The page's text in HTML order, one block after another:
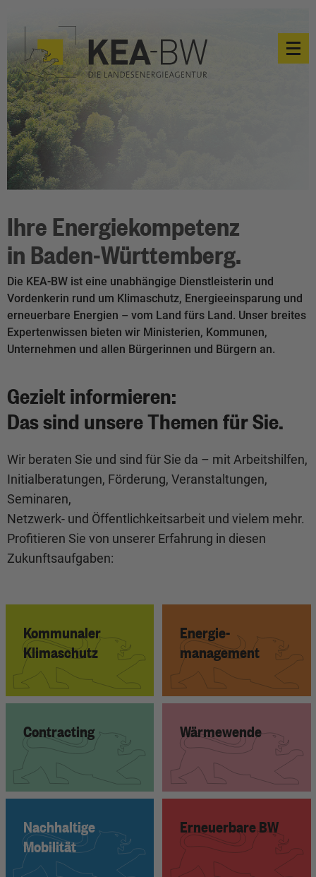
Ihre Energiekompetenz
in Baden-Württemberg.
Die KEA-BW ist eine unabhängige Dienstleisterin und
Vordenkerin rund um Klimaschutz, Energieeinsparung und
erneuerbare Energien – vom Land fürs Land. Unser breites
Expertenwissen bieten wir Ministerien, Kommunen,
Unternehmen und allen Bürgerinnen und Bürgern an.
Gezielt informieren:
Das sind unsere Themen für Sie.
Wir beraten Sie und sind für Sie da – mit Arbeitshilfen,
Initialberatungen, Förderung, Veranstaltungen,
Seminaren,
Netzwerk- und Öffentlichkeitsarbeit und vielem mehr.
Profitieren Sie von unserer Erfahrung in diesen
Zukunftsaufgaben:
Kommunaler
Klimaschutz
Energie-
management
Contracting Wärmewende
Nachhaltige
Mobilität
Erneuerbare BW